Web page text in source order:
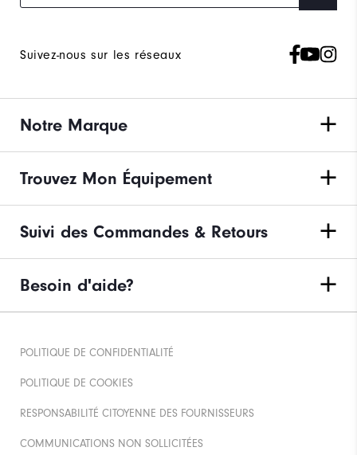
Suivez-nous sur les réseaux
Notre Marque
Trouvez Mon Équipement
Suivi des Commandes & Retours
Besoin d'aide?
POLITIQUE DE CONFIDENTIALITÉ
POLITIQUE DE COOKIES
RESPONSABILITÉ CITOYENNE DES FOURNISSEURS
COMMUNICATIONS NON SOLLICITÉES